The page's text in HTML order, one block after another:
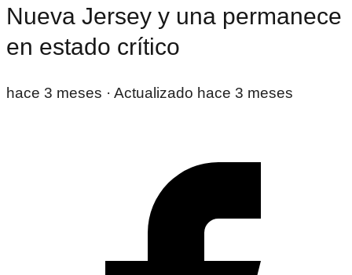
Nueva Jersey y una permanece
en estado crítico
hace 3 meses · Actualizado hace 3 meses